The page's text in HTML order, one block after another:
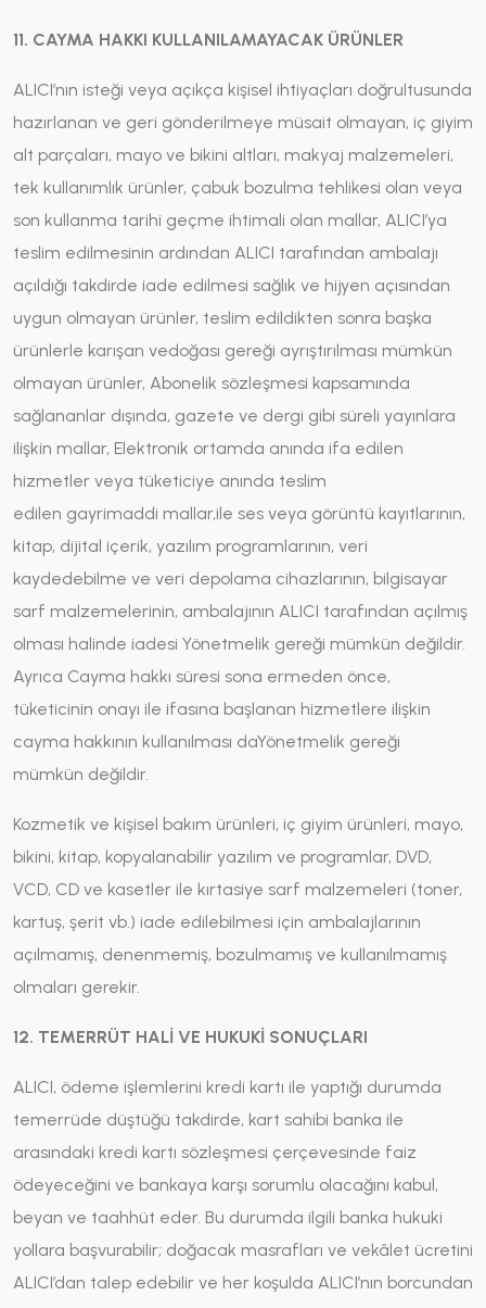
11. CAYMA HAKKI KULLANILAMAYACAK ÜRÜNLER
ALICI’nın isteği veya açıkça kişisel ihtiyaçları doğrultusunda
hazırlanan ve geri gönderilmeye müsait olmayan, iç giyim
alt parçaları, mayo ve bikini altları, makyaj malzemeleri,
tek kullanımlık ürünler, çabuk bozulma tehlikesi olan veya
son kullanma tarihi geçme ihtimali olan mallar, ALICI’ya
teslim edilmesinin ardından ALICI tarafından ambalajı
açıldığı takdirde iade edilmesi sağlık ve hijyen açısından
uygun olmayan ürünler, teslim edildikten sonra başka
ürünlerle karışan vedoğası gereği ayrıştırılması mümkün
olmayan ürünler, Abonelik sözleşmesi kapsamında
sağlananlar dışında, gazete ve dergi gibi süreli yayınlara
ilişkin mallar, Elektronik ortamda anında ifa edilen
hizmetler veya tüketiciye anında teslim
edilen gayrimaddi mallar,ile ses veya görüntü kayıtlarının,
kitap, dijital içerik, yazılım programlarının, veri
kaydedebilme ve veri depolama cihazlarının, bilgisayar
sarf malzemelerinin, ambalajının ALICI tarafından açılmış
olması halinde iadesi Yönetmelik gereği mümkün değildir.
Ayrıca Cayma hakkı süresi sona ermeden önce,
tüketicinin onayı ile ifasına başlanan hizmetlere ilişkin
cayma hakkının kullanılması daYönetmelik gereği
mümkün değildir.
Kozmetik ve kişisel bakım ürünleri, iç giyim ürünleri, mayo,
bikini, kitap, kopyalanabilir yazılım ve programlar, DVD,
VCD, CD ve kasetler ile kırtasiye sarf malzemeleri (toner,
kartuş, şerit vb.) iade edilebilmesi için ambalajlarının
açılmamış, denenmemiş, bozulmamış ve kullanılmamış
olmaları gerekir.
12. TEMERRÜT HALİ VE HUKUKİ SONUÇLARI
ALICI, ödeme işlemlerini kredi kartı ile yaptığı durumda
temerrüde düştüğü takdirde, kart sahibi banka ile
arasındaki kredi kartı sözleşmesi çerçevesinde faiz
ödeyeceğini ve bankaya karşı sorumlu olacağını kabul,
beyan ve taahhüt eder. Bu durumda ilgili banka hukuki
yollara başvurabilir; doğacak masrafları ve vekâlet ücretini
ALICI’dan talep edebilir ve her koşulda ALICI’nın borcundan